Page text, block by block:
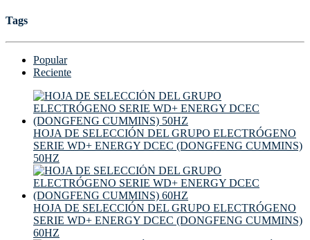
Tags
Popular
Reciente
HOJA DE SELECCIÓN DEL GRUPO ELECTRÓGENO
SERIE WD+ ENERGY DCEC (DONGFENG CUMMINS)
50HZ
HOJA DE SELECCIÓN DEL GRUPO ELECTRÓGENO
SERIE WD+ ENERGY DCEC (DONGFENG CUMMINS)
60HZ